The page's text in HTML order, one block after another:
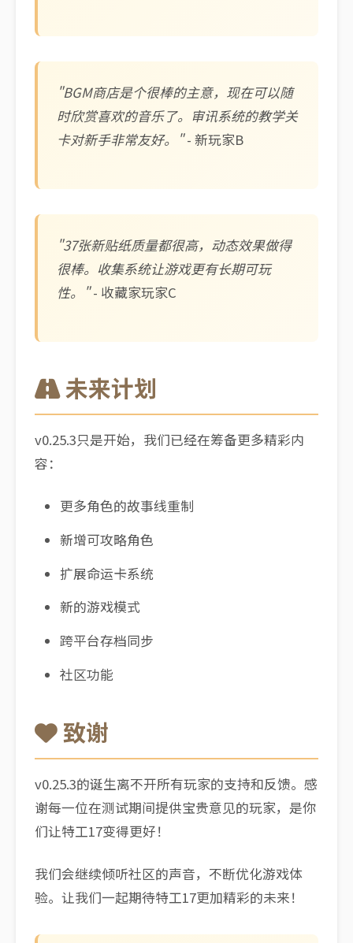
"BGM商店是个很棒的主意，现在可以随
时欣赏喜欢的音乐了。审讯系统的教学关
卡对新手非常友好。"- 新玩家B
"37张新贴纸质量都很高，动态效果做得
很棒。收集系统让游戏更有长期可玩
性。"- 收藏家玩家C
未来计划
v0.25.3只是开始，我们已经在筹备更多精彩内
容：
更多角色的故事线重制
新增可攻略角色
扩展命运卡系统
新的游戏模式
跨平台存档同步
社区功能
致谢
v0.25.3的诞生离不开所有玩家的支持和反馈。感
谢每一位在测试期间提供宝贵意见的玩家，是你
们让特工17变得更好！
我们会继续倾听社区的声音，不断优化游戏体
验。让我们一起期待特工17更加精彩的未来！